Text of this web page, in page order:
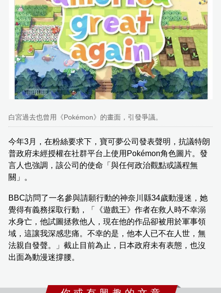
白宮過去也曾用《Pokémon》的畫面，引發爭議。
今年3月，在粉絲要求下，寶可夢公司發表聲明，抗議特朗
普政府未經授權在社群平台上使用Pokémon角色圖片。發
言人也強調，該公司的使命「與任何政治觀點或議程無
關」。
BBC訪問了一名參與請願行動的神奈川縣34歲動漫迷，她
覺得有義務採取行動，「《遊戲王》作者在救人時不幸溺
水身亡，他試圖拯救他人，現在他的作品卻被用於軍事領
域，這讓我深感悲痛。不幸的是，他本人已不在人世，無
法親自發聲。」截止目前為止，日本政府未有表態，也沒
出面為動漫迷撐腰。